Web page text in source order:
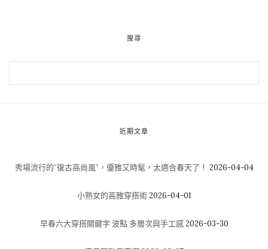
搜尋
近期文章
秀場流行的“復古高尚風”，優雅又時髦，太適合春天了！ 2026-04-04
小熟女的高雅穿搭術 2026-04-01
早春六大穿搭關鍵字 波點 多層次與手工感 2026-03-30